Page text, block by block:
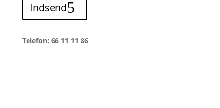
Indsend
Telefon: 66 11 11 86